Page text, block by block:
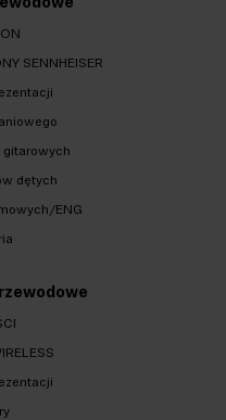
SENNHEISER
gitarowych
dętych
ENG